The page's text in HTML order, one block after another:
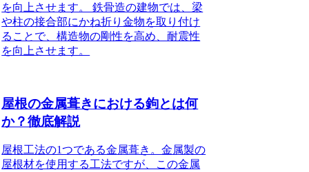
を向上させます。 鉄骨造の建物では、梁
や柱の接合部にかね折り金物を取り付け
ることで、構造物の剛性を高め、耐震性
を向上させます。
屋根の金属葺きにおける鉤とは何
か？徹底解説
屋根工法の1つである金属葺き。金属製の
屋根材を使用する工法ですが、この金属